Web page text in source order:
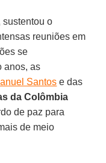
sustentou o
reuniões em
se
anos, as
Santos e das
da Colômbia
de paz para
de meio